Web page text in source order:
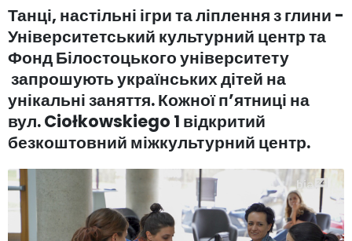
Танці, настільні ігри та ліплення з глини -
Університетський культурний центр та
Фонд Білостоцького університету
запрошують українських дітей на
унікальні заняття. Кожної п’ятниці на
вул. Ciołkowskiego 1 відкритий
безкоштовний міжкультурний центр.